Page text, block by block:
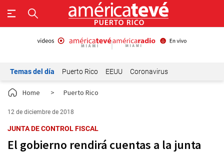
Temas del día Puerto Rico EEUU Coronavirus
Home > Puerto Rico
12 de diciembre de 2018
JUNTA DE CONTROL FISCAL
El gobierno rendirá cuentas a la junta